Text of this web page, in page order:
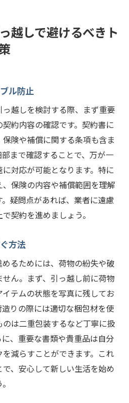
越しで避けるべきト
ル防止
越しを検討する際、まず重要
約内容の確認です。契約書に
険や補償に関する条項も含ま
まで確認することで、万が一
対応が可能となります。特に
保険の内容や補償範囲を理解
疑問点があれば、業者に遠慮
契約を進めましょう。
方法
るためには、荷物の紛失や破
ん。まず、引っ越し前に荷物
テムの状態を写真に残してお
りの際には適切な梱包材を使
は二重包装するなど丁寧に扱
、重要な書類や貴重品は自分
減らすことができます。これ
、安心して新しい生活を始め